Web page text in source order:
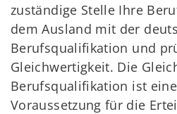
zuständige Stelle Ihre
dem Ausland mit der
Berufsqualifikation und
Gleichwertigkeit. Die
Berufsqualifikation ist
Voraussetzung für die